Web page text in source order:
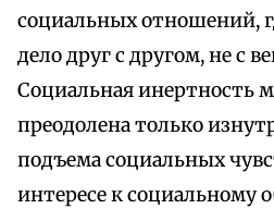
социальных отношений,
дело друг с другом, не с
Социальная инертность
преодолена только
подъема социальных
интересе к